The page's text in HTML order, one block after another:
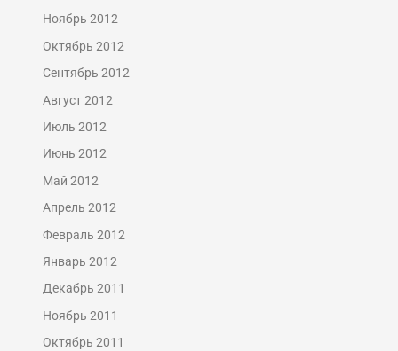
Ноябрь 2012
Октябрь 2012
Сентябрь 2012
Август 2012
Июль 2012
Июнь 2012
Май 2012
Апрель 2012
Февраль 2012
Январь 2012
Декабрь 2011
Ноябрь 2011
Октябрь 2011